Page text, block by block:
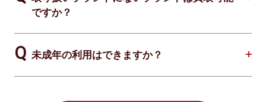
ですか？
未成年の利用はできますか？